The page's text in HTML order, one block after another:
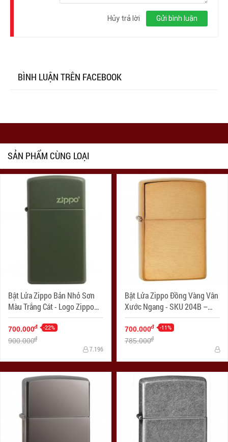
Gửi bình luận
Hủy trả lời
BÌNH LUẬN TRÊN FACEBOOK
SẢN PHẨM CÙNG LOẠI
Bật Lửa Zippo Bản Nhỏ Sơn
Màu Trắng Cát - Logo Zippo
SKU 1627ZL- Zippo Slim®
Green Matte Zippo Logo
700.000đ -22%
900.000đ
7.196
Bật Lửa Zippo Đồng Vàng Vân
Xước Ngang - SKU 204B –
Zippo Brushed Brass
700.000đ -11%
785.000đ